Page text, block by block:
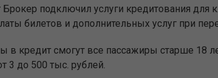
подключил услуги кредитования для
билетов и дополнительных услуг при
в кредит смогут все пассажиры старше 18
3 до 500 тыс. рублей.